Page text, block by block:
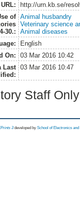
http://urn.kb.se/
of
30.:
Animal husbandry
Veterinary science
Animal diseases
English
On:
03 Mar 2016 10:42
Last
03 Mar 2016 10:47
Staff
3 developed by School of Electronics